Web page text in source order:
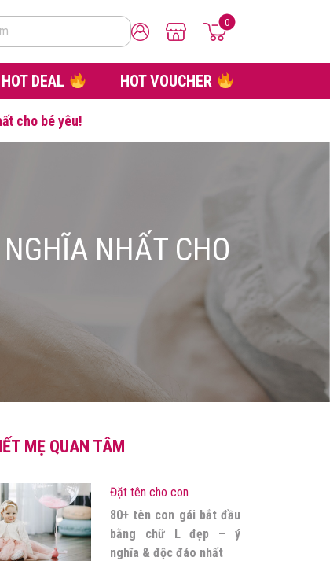
0
HOT DEAL HOT VOUCHER
cho bé yêu!
NHẤT CHO
MẸ QUAN TÂM
Đặt tên cho con
80+ tên con gái bắt đầu
bằng chữ L đẹp – ý
nghĩa & độc đáo nhất